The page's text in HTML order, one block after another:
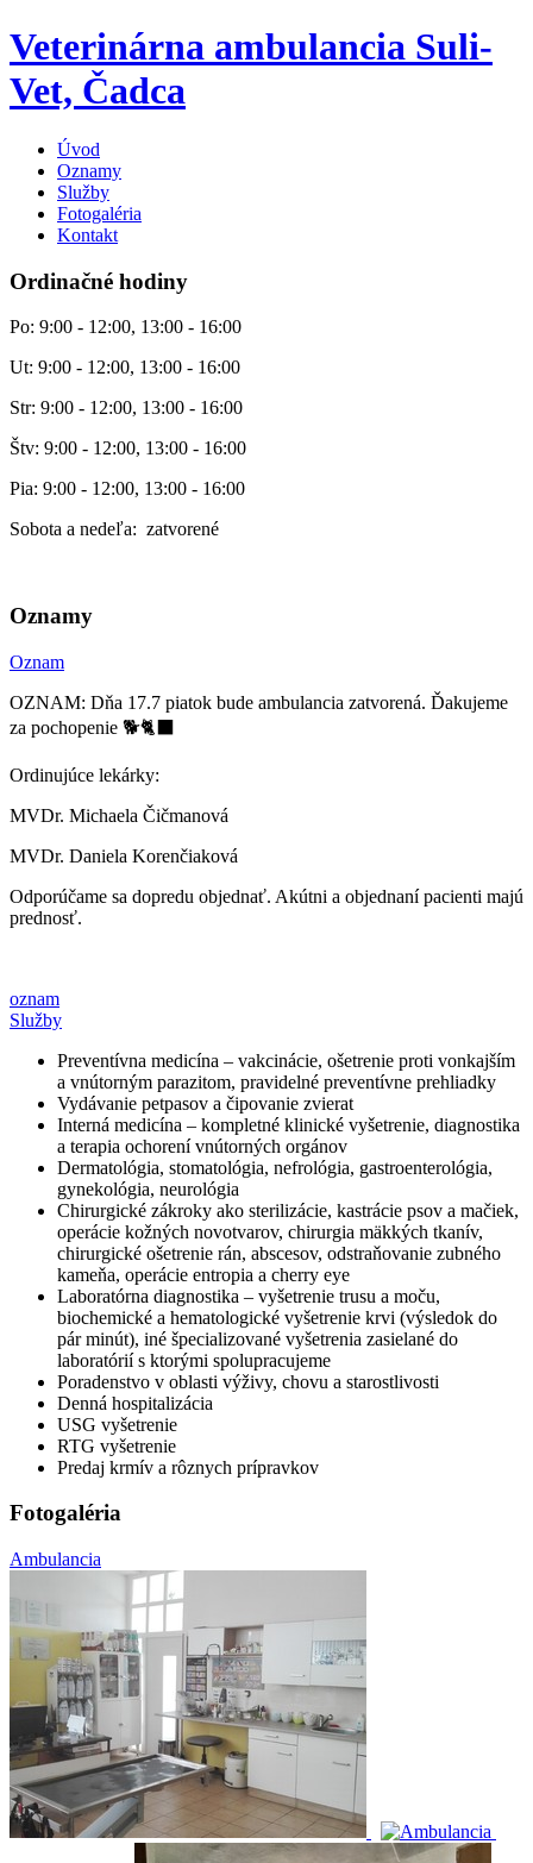
Veterinárna ambulancia Suli-
Vet, Čadca
Úvod
Oznamy
Služby
Fotogaléria
Kontakt
Ordinačné hodiny
Po: 9:00 - 12:00, 13:00 - 16:00
Ut: 9:00 - 12:00, 13:00 - 16:00
Str: 9:00 - 12:00, 13:00 - 16:00
Štv: 9:00 - 12:00, 13:00 - 16:00
Pia: 9:00 - 12:00, 13:00 - 16:00
Sobota a nedeľa: zatvorené
Oznamy
Oznam
OZNAM: Dňa 17.7 piatok bude ambulancia zatvorená. Ďakujeme
za pochopenie 🐕🐈‍⬛
Ordinujúce lekárky:
MVDr. Michaela Čičmanová
MVDr. Daniela Korenčiaková
Odporúčame sa dopredu objednať. Akútni a objednaní pacienti majú
prednosť.
oznam
Služby
Preventívna medicína – vakcinácie, ošetrenie proti vonkajším
a vnútorným parazitom, pravidelné preventívne prehliadky
Vydávanie petpasov a čipovanie zvierat
Interná medicína – kompletné klinické vyšetrenie, diagnostika
a terapia ochorení vnútorných orgánov
Dermatológia, stomatológia, nefrológia, gastroenterológia,
gynekológia, neurológia
Chirurgické zákroky ako sterilizácie, kastrácie psov a mačiek,
operácie kožných novotvarov, chirurgia mäkkých tkanív,
chirurgické ošetrenie rán, abscesov, odstraňovanie zubného
kameňa, operácie entropia a cherry eye
Laboratórna diagnostika – vyšetrenie trusu a moču,
biochemické a hematologické vyšetrenie krvi (výsledok do
pár minút), iné špecializované vyšetrenia zasielané do
laboratórií s ktorými spolupracujeme
Poradenstvo v oblasti výživy, chovu a starostlivosti
Denná hospitalizácia
USG vyšetrenie
RTG vyšetrenie
Predaj krmív a rôznych prípravkov
Fotogaléria
Ambulancia